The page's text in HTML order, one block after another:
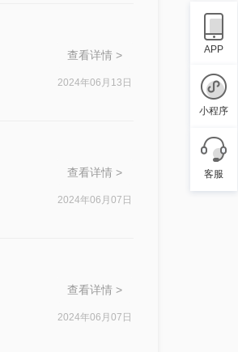
查看详情 >
2024年06月13日
查看详情 >
2024年06月07日
查看详情 >
2024年06月07日
APP
小程序
客服